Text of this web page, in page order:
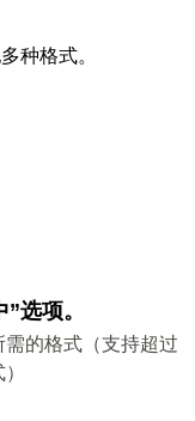
种格式。
选项。
的格式（支持超过